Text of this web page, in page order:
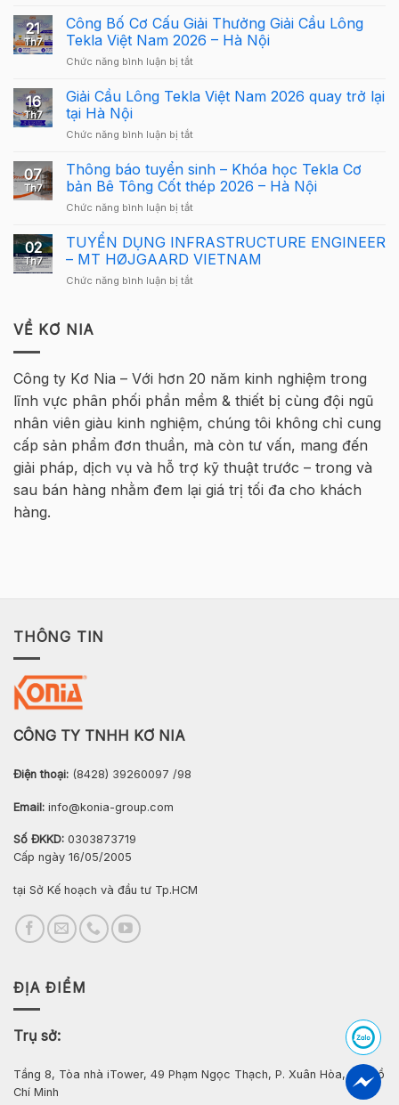
Tekla
Structures
Carbon
–
dẫn
Tekla
cho
người
21
Th7
Công Bố Cơ Cấu Giải Thưởng Giải Cầu Lông
Tekla Việt Nam 2026 – Hà Nội
Chức năng bình luận bị tắtở
Bố
Giải
Giải
Cầu
Lông
Tekla
Nam
2026
Hà
16
Th7
Giải Cầu Lông Tekla Việt Nam 2026 quay trở lại
tại Hà Nội
Chức năng bình luận bị tắtở
Cầu
Lông
Tekla
Việt
2026
quay
lại
07
Th7
Thông báo tuyển sinh – Khóa học Tekla Cơ
bản Bê Tông Cốt thép 2026 – Hà Nội
Chức năng bình luận bị tắtở
báo
tuyển
sinh
–
Bê
Cốt
thép
2026
–
Hà
Nội
02
Th7
TUYỂN DỤNG INFRASTRUCTURE ENGINEER
– MT HØJGAARD VIETNAM
Chức năng bình luận bị tắtở
MT
HØJGAARD
VIETNAM
VỀ KƠ NIA
Công ty Kơ Nia – Với hơn 20 năm kinh nghiệm trong
lĩnh vực phân phối phần mềm & thiết bị cùng đội ngũ
nhân viên giàu kinh nghiệm, chúng tôi không chỉ cung
cấp sản phẩm đơn thuần, mà còn tư vấn, mang đến
giải pháp, dịch vụ và hỗ trợ kỹ thuật trước – trong và
sau bán hàng nhằm đem lại giá trị tối đa cho khách
hàng.
THÔNG TIN
CÔNG TY TNHH KƠ NIA
Điện thoại: (8428) 39260097 /98
Email: info@konia-group.com
Số ĐKKD: 0303873719
Cấp ngày 16/05/2005
tại Sở Kế hoạch và đầu tư Tp.HCM
ĐỊA ĐIỂM
Trụ sở:
Tầng 8, Tòa nhà iTower, 49 Phạm Ngọc Thạch, P. Xuân Hòa, Tp. Hồ
Chí Minh